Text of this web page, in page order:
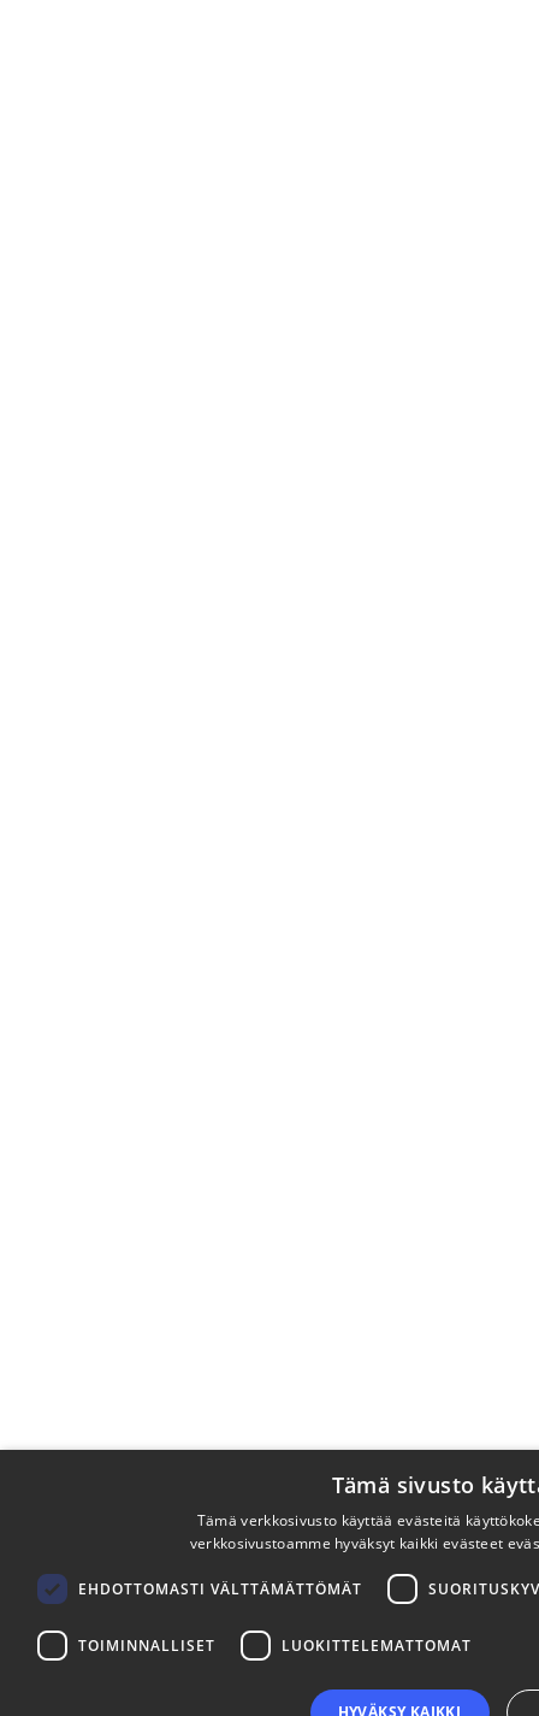
Tämä sivusto
Tämä verkkosivusto käyttää evästeitä
verkkosivustoamme hyväksyt kaikki evästeet
EHDOTTOMASTI VÄLTTÄMÄTTÖMÄT
TOIMINNALLISET LUOKITTELEMATTOMAT
HYVÄKSY KAIKKI